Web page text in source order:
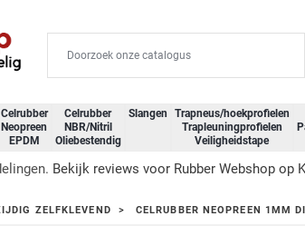
Celrubber
Neopreen
EPDM
Celrubber
NBR/Nitril
Oliebestendig
Slangen
Trapneus/hoekprofielen
Trapleuningprofielen
Veiligheidstape
Bekijk reviews voor Rubber Webshop op
ZELFKLEVEND CELRUBBER NEOPREEN 1MM